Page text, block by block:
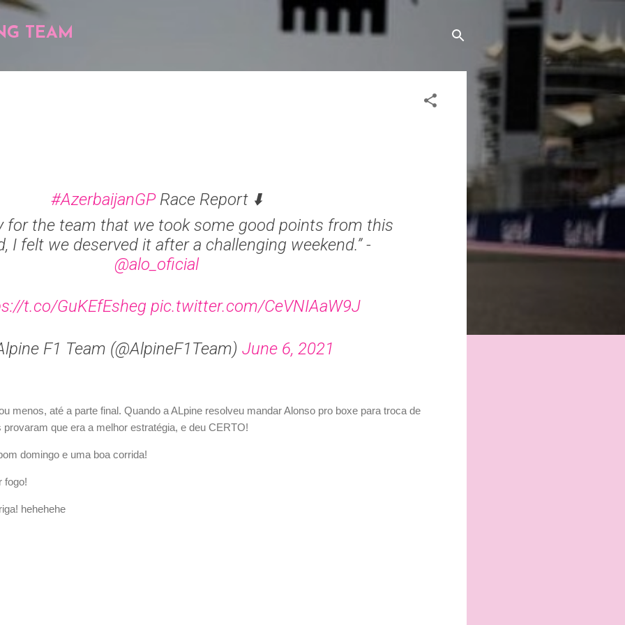
TEAM
#AzerbaijanGPRace Report ⬇️
for the team that we took some good points from this
I felt we deserved it after a challenging weekend.” -
@alo_oficial
t.co/GuKEfEsheg pic.twitter.com/CeVNIAaW9J
F1 Team (@AlpineF1Team) June 6, 2021
menos, até a parte final. Quando a ALpine resolveu mandar Alonso pro boxe para troca de
que era a melhor estratégia, e deu CERTO!
domingo e uma boa corrida!
fogo!
hehehehe